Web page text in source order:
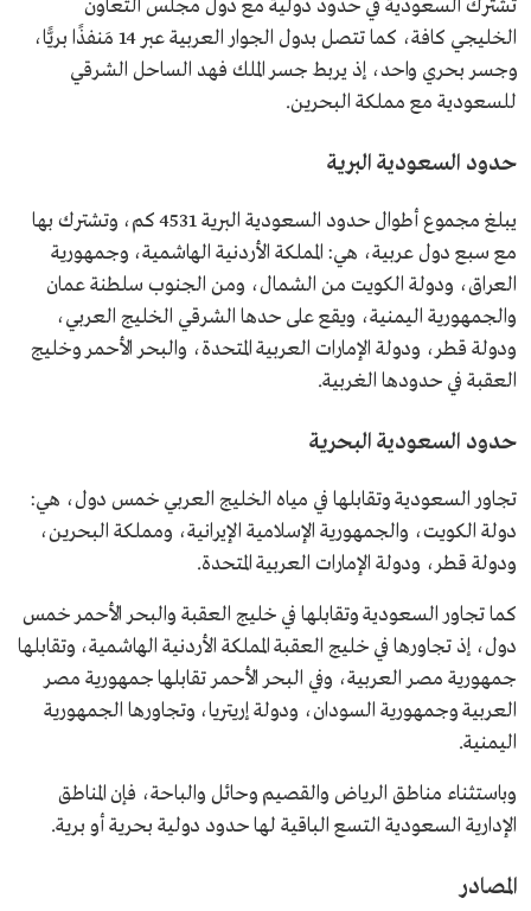
تشترك السعودية في حدود دولية مع دول مجلس التعاون
الخليجي كافة، كما تتصل بدول الجوار العربية عبر 14 مَنفذًا بريًّا،
وجسر بحري واحد، إذ يربط جسر الملك فهد الساحل الشرقي
للسعودية مع مملكة البحرين.
حدود السعودية البرية
يبلغ مجموع أطوال حدود السعودية البرية 4531 كم، وتشترك بها
مع سبع دول عربية، هي: المملكة الأردنية الهاشمية، وجمهورية
العراق، ودولة الكويت من الشمال، ومن الجنوب سلطنة عمان
والجمهورية اليمنية، ويقع على حدها الشرقي الخليج العربي،
ودولة قطر، ودولة الإمارات العربية المتحدة، والبحر الأحمر وخليج
العقبة في حدودها الغربية.
حدود السعودية البحرية
تجاور السعودية وتقابلها في مياه الخليج العربي خمس دول، هي:
دولة الكويت، والجمهورية الإسلامية الإيرانية، ومملكة البحرين،
ودولة قطر، ودولة الإمارات العربية المتحدة.
كما تجاور السعودية وتقابلها في خليج العقبة والبحر الأحمر خمس
دول، إذ تجاورها في خليج العقبة المملكة الأردنية الهاشمية، وتقابلها
جمهورية مصر العربية، وفي البحر الأحمر تقابلها جمهورية مصر
العربية وجمهورية السودان، ودولة إريتريا، وتجاورها الجمهورية
اليمنية.
وباستثناء مناطق الرياض والقصيم وحائل والباحة، فإن المناطق
الإدارية السعودية التسع الباقية لها حدود دولية بحرية أو برية.
المصادر